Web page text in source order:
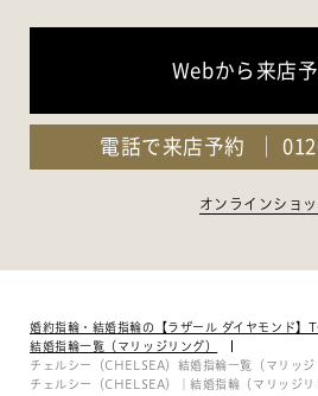
Webから来店
電話で来店予約
オンラインショ
婚約指輪・結婚指輪の【ラザール ダイヤモンド】
結婚指輪一覧（マリッジリング）
チェルシー（CHELSEA）結婚指輪一覧（マリッジ
チェルシー（CHELSEA）｜結婚指輪（マリッジリ